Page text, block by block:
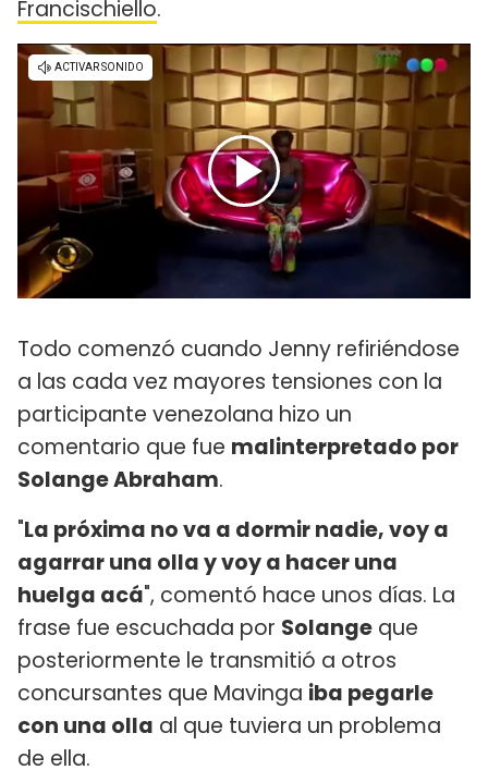
Francischiello.
Todo comenzó cuando Jenny refiriéndose
a las cada vez mayores tensiones con la
participante venezolana hizo un
comentario que fue malinterpretado por
Solange Abraham.
"La próxima no va a dormir nadie, voy a
agarrar una olla y voy a hacer una
huelga acá", comentó hace unos días. La
frase fue escuchada por Solange que
posteriormente le transmitió a otros
concursantes que Mavinga iba pegarle
con una olla al que tuviera un problema
de ella.